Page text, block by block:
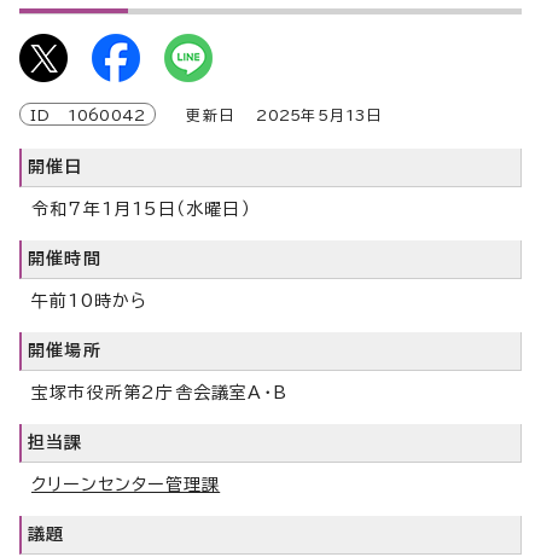
ID 1060042 更新日 2025年5月 13 日
開催日
令和7年1月15日（水曜日）
開催時間
午前10時から
開催場所
宝塚市役所第2庁舎会議室A・B
担当課
クリーンセンター管理課
議題